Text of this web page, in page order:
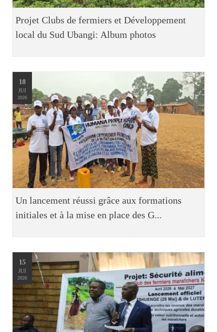
Projet Clubs de fermiers et Développement
local du Sud Ubangi: Album photos
18
JUI
2026
Un lancement réussi grâce aux formations
initiales et à la mise en place des G...
15
JUI
2026